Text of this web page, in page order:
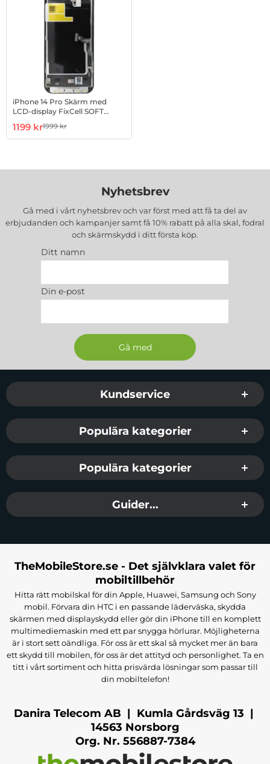
iPhone 14 Pro Skärm med
LCD-display FixCell SOFT
Art. nr 1002988089
rea pris
1199 krtidigare pris
1999 kr
Nyhetsbrev
Gå med i vårt nyhetsbrev och var först med att få ta del av
erbjudanden och kampanjer samt få 10% rabatt på alla skal, fodral
och skärmskydd i ditt första köp.
Ditt namn
Din e-post
Sidfot Blandad info och länkar
Kundservice
Populära kategorier
Populära kategorier
Guider...
TheMobileStore.se - Det självklara valet för
mobiltillbehör
Hitta rätt mobilskal för din Apple, Huawei, Samsung och Sony
mobil. Förvara din HTC i en passande läderväska, skydda
skärmen med displayskydd eller gör din iPhone till en komplett
multimediemaskin med ett par snygga hörlurar. Möjligheterna
är i stort sett oändliga. För oss är ett skal så mycket mer än bara
ett skydd till mobilen, för oss är det attityd och personlighet. Ta en
titt i vårt sortiment och hitta prisvärda lösningar som passar till
din mobiltelefon!
Danira Telecom AB | Kumla Gårdsväg 13 |
14563 Norsborg
Org. Nr. 556887-7384